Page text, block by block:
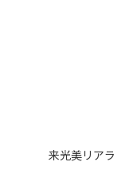
来光美リアラ